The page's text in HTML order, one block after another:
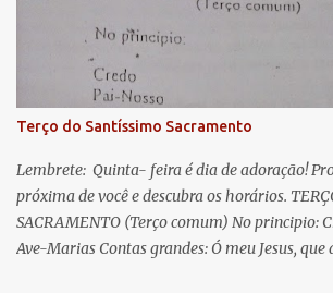
misericordiosos a nós volvei, e depois deste
Jesus. Bendito é o fruto do vosso ventre, ó
doce e sempre Virgem Maria. Rogai por nós
Para que sejamos dignos das promessas de
Terço do Santíssimo Sacramento
Lembrete: Quinta- feira é dia de adoração!
próxima de você e descubra os horários.
SACRAMENTO (Terço comum) No principio:
Ave-Marias Contas grandes: Ó meu Jesus, que